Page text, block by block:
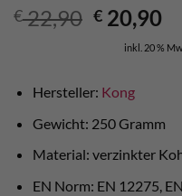
€22,90
Preis
war:
€ 22,90
€ 20,90
inkl. 20 %
Hersteller: Kong
Gewicht: 250 Gramm
Material: verzinkter
EN Norm: EN 12275,